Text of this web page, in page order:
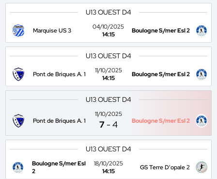
U13 OUEST D4
Marquise US 3
04/10/2025
14:15
Boulogne S/mer Esl 2
U13 OUEST D4
Pont de Briques A. 1
11/10/2025
14:15
Boulogne S/mer Esl 2
U13 OUEST D4
Pont de Briques A. 1
11/10/2025
7 -4 Boulogne S/mer Esl 2
U13 OUEST D4
Boulogne S/mer Esl
2
18/10/2025
14:15
GS Terre D'opale 2